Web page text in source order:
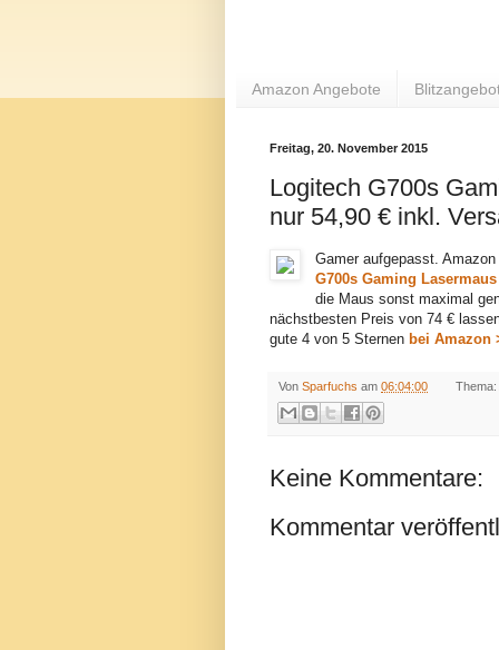
Amazon Angebote
Freitag, 20. November 2015
Logitech G700s
nur 54,90 € inkl.
Gamer aufgepasst.
G700s Gaming Lasermaus
die Maus sonst maximal
nächstbesten Preis von 74 €
gute 4 von 5 Sternen bei Amazon
Von Sparfuchs am 06:04:00 Thema:
Keine Kommentare:
Kommentar